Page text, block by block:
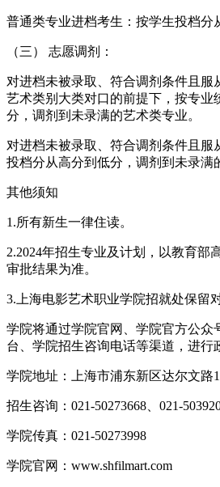
普通类专业进档考生：按学生投档分
（三） 志愿调剂：
对进档未被录取、符合调剂条件且服
艺术类别大类对口的前提下，按专业
分，调剂到未录满的艺术类专业。
对进档未被录取、符合调剂条件且服
投档分从高分到低分，调剂到未录满
其他须知
1.所有新生一律住读。
2.2024年招生专业及计划，以教育部
审批结果为准。
3.上海电影艺术职业学院招就处保留
学院将通过学院官网、学院官方公众
台、学院招生咨询电话等渠道，进行
学院地址：上海市浦东新区达尔文路
招生咨询：021-50273668、021-
学院传真：021-50273998
学院官网：www.shfilmart.com